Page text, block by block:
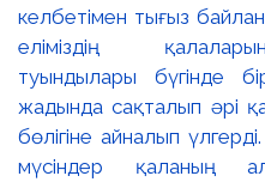
келбетімен тығыз
еліміздің
туындылары бүгінде
жадында сақталып әрі
бөлігіне айналып
мүсіндер қаланың